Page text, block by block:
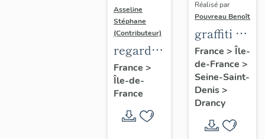
Asseline
Stéphane
(Contributeur)
regard
photographique
sur les
paysages
de la
France >
Île-de-
France
Réalisé par
Pouvreau Benoît
graffiti de
chambrée
sur
revers de
façade
France > Île-
de-France >
Seine-Saint-
Denis>
Drancy